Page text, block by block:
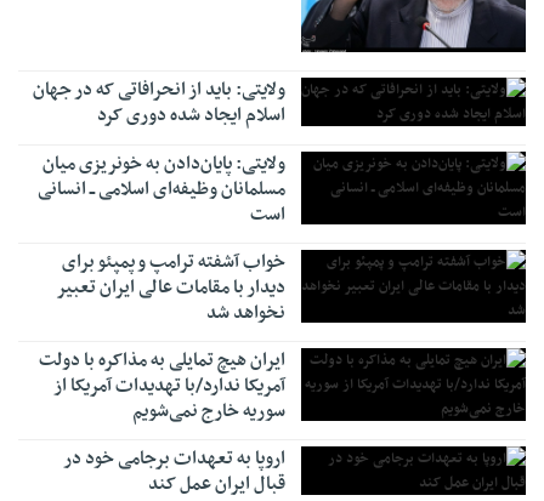
ولایتی: باید از انحرافاتی که در جهان
اسلام ایجاد شده دوری کرد
ولایتی: پایان‌دادن به خونریزی میان
مسلمانان وظیفه‌ای اسلامی ــ انسانی
است
خواب آشفته ترامپ و پمپئو برای
دیدار با مقامات عالی ایران تعبیر
نخواهد شد
ایران هیچ تمایلی به مذاکره با دولت
آمریکا ندارد/با تهدیدات آمریکا از
سوریه خارج نمی‌شویم
اروپا به تعهدات برجامی خود در
قبال ایران عمل کند